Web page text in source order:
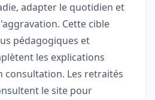
adapter le quotidien et
Cette cible
pédagogiques et
les explications
consultation. Les retraités
le site pour